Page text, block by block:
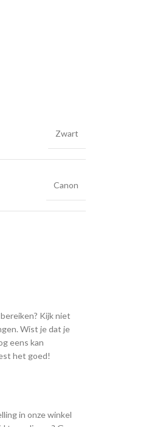
Zwart
Canon
Kijk niet
Wist je dat je
eens kan
het goed!
in onze winkel